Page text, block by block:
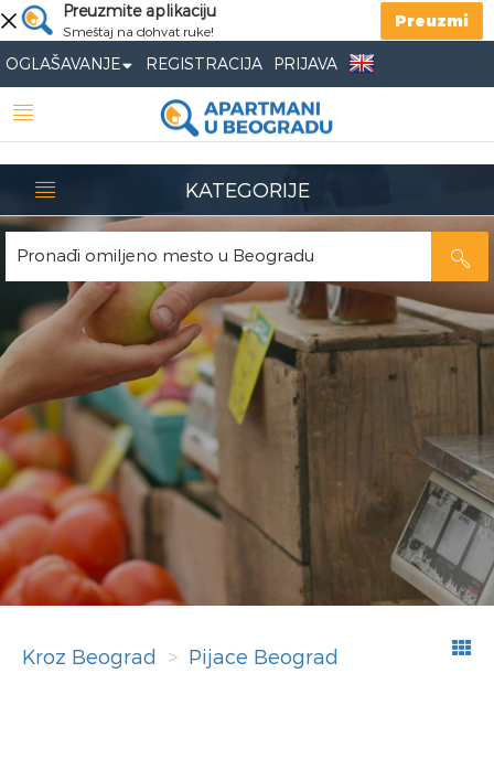
Preuzmite aplikaciju
Smeštaj na dohvat ruke!
Preuzmi
OGLAŠAVANJE REGISTRACIJA PRIJAVA
Pronađi omiljeno mesto u Beogradu
KATEGORIJE
Kroz Beograd Pijace Beograd